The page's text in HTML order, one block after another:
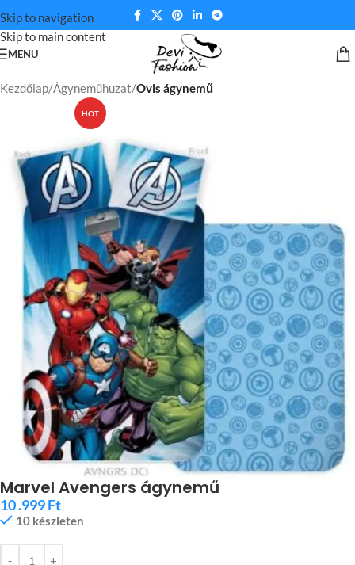
Skip to navigation
Skip to main content
MENU
Kezdőlap Ágyneműhuzat Ovis ágynemű
HOT
Marvel Avengers ágynemű
10 .999Ft
10 készleten